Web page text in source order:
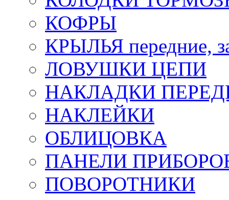
КОФРЫ
КРЫЛЬЯ передние,
ЛОВУШКИ ЦЕПИ
НАКЛАДКИ
НАКЛЕЙКИ
ОБЛИЦОВКА
ПАНЕЛИ
ПОВОРОТНИКИ